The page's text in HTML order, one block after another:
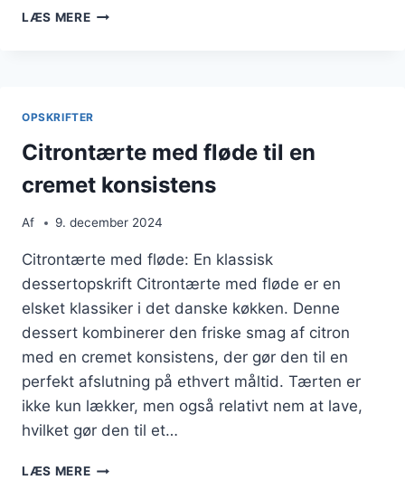
LÆS MERECITRONTÆRTE
OPSKRIFTER
Citrontærte med fløde til en
cremet konsistens
Af 9. december 2024
Citrontærte med fløde: En klassisk
dessertopskrift Citrontærte med fløde er en
elsket klassiker i det danske køkken. Denne
dessert kombinerer den friske smag af citron
med en cremet konsistens, der gør den til en
perfekt afslutning på ethvert måltid. Tærten er
ikke kun lækker, men også relativt nem at lave,
hvilket gør den til et…
LÆS MERECITRONTÆRTE